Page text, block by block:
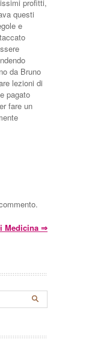
profitti,
questi
e
da Bruno
lezioni di
pagato
fare un
Medicina ⇒